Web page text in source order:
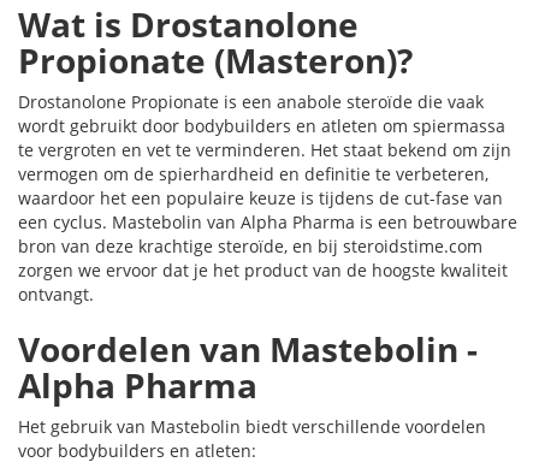
Wat is Drostanolone
Propionate (Masteron)?
Drostanolone Propionate is een anabole steroïde die vaak
wordt gebruikt door bodybuilders en atleten om spiermassa
te vergroten en vet te verminderen. Het staat bekend om zijn
vermogen om de spierhardheid en definitie te verbeteren,
waardoor het een populaire keuze is tijdens de cut-fase van
een cyclus. Mastebolin van Alpha Pharma is een betrouwbare
bron van deze krachtige steroïde, en bij steroidstime.com
zorgen we ervoor dat je het product van de hoogste kwaliteit
ontvangt.
Voordelen van Mastebolin -
Alpha Pharma
Het gebruik van Mastebolin biedt verschillende voordelen
voor bodybuilders en atleten: